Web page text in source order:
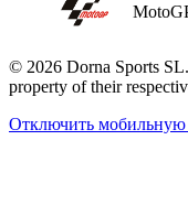
© 2026 Dorna Sports
property of their
Отключить